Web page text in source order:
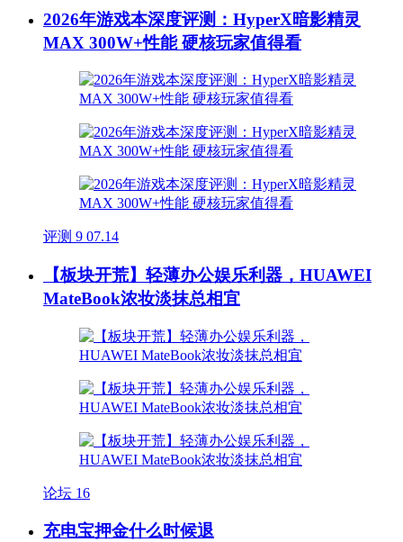
2026年游戏本深度评测：HyperX暗影精灵
MAX 300W+性能 硬核玩家值得看
评测 9 07.14
【板块开荒】轻薄办公娱乐利器，HUAWEI
MateBook浓妆淡抹总相宜
论坛 16
充电宝押金什么时候退